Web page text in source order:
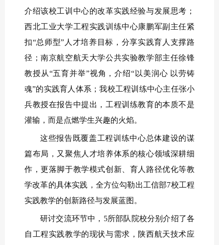
介绍该校工训中心的改革实践经验与发展思考；
西北工业大学工程实践训练中心康鹏军副主任紧
扣“总师型”人才培养目标，分享实践育人支撑路
径；南京航空航天大学公共实验教学部主任徐锋
教授从“五育并举”视角，介绍“以美润心 以劳铸
魂”的实践育人体系；我校工程训练中心主任张小
兵教授在报告中提出，工程训练教育的本质不是
灌输，而是点燃学生兴趣的火焰。
这些报告既覆盖工程训练中心总体建设的谋
篇布局，又聚焦人才培养体系的核心领域深耕细
作，更落脚于教学模式创新、育人路径优化等教
学改革的具体实践，全方位勾勒出工信部7校工程
实践教学的创新路径与发展蓝图。
研讨交流环节中，5所部队院校分别介绍了各
自工程实践教学的现状与需求，陕西航天技术应